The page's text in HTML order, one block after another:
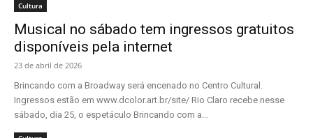
Cultura
Musical no sábado tem ingressos gratuitos
disponíveis pela internet
23 de abril de 2026
Brincando com a Broadway será encenado no Centro Cultural.
Ingressos estão em www.dcolor.art.br/site/ Rio Claro recebe nesse
sábado, dia 25, o espetáculo Brincando com a...